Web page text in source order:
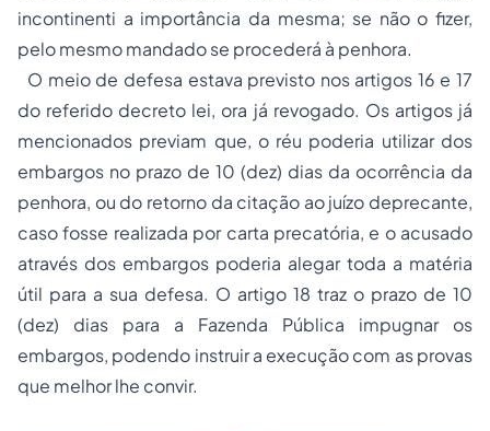
incontinenti a importância da mesma; se não o fizer,
pelo mesmo mandado se procederá à penhora.
O meio de defesa estava previsto nos artigos 16 e 17
do referido decreto lei, ora já revogado. Os artigos já
mencionados previam que, o réu poderia utilizar dos
embargos no prazo de 10 (dez) dias da ocorrência da
penhora, ou do retorno da citação ao juízo deprecante,
caso fosse realizada por carta precatória, e o acusado
através dos embargos poderia alegar toda a matéria
útil para a sua defesa. O artigo 18 traz o prazo de 10
(dez) dias para a Fazenda Pública impugnar os
embargos, podendo instruir a execução com as provas
que melhor lhe convir.